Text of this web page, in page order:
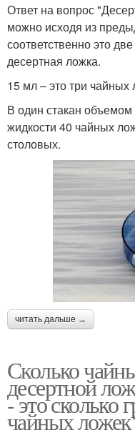
Ответ на вопрос
можно исходя из
соответственно это
десертная ложка.
15 мл – это три чайных
В один стакан
жидкости 40 чайных
столовых.
читать дальше →
Сколько
десертной
- это сколько
чайных